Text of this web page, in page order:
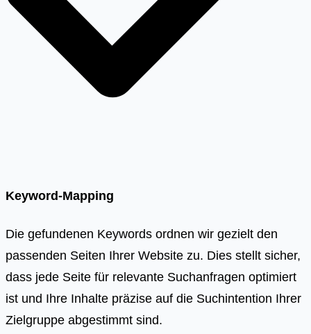
Keyword-Mapping
Die gefundenen Keywords ordnen wir gezielt den
passenden Seiten Ihrer Website zu. Dies stellt sicher,
dass jede Seite für relevante Suchanfragen optimiert
ist und Ihre Inhalte präzise auf die Suchintention Ihrer
Zielgruppe abgestimmt sind.